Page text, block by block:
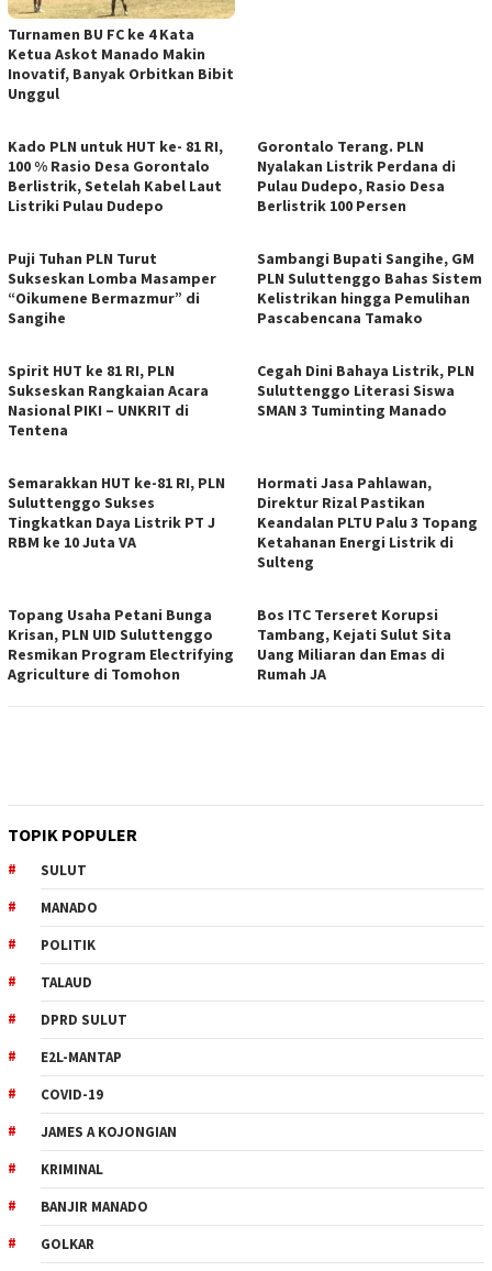
Turnamen BU FC ke 4 Kata
Ketua Askot Manado Makin
Inovatif, Banyak Orbitkan Bibit
Unggul
Kado PLN untuk HUT ke- 81 RI,
100 % Rasio Desa Gorontalo
Berlistrik, Setelah Kabel Laut
Listriki Pulau Dudepo
Gorontalo Terang. PLN
Nyalakan Listrik Perdana di
Pulau Dudepo, Rasio Desa
Berlistrik 100 Persen
Puji Tuhan PLN Turut
Sukseskan Lomba Masamper
“Oikumene Bermazmur” di
Sangihe
Sambangi Bupati Sangihe, GM
PLN Suluttenggo Bahas Sistem
Kelistrikan hingga Pemulihan
Pascabencana Tamako
Spirit HUT ke 81 RI, PLN
Sukseskan Rangkaian Acara
Nasional PIKI – UNKRIT di
Tentena
Cegah Dini Bahaya Listrik, PLN
Suluttenggo Literasi Siswa
SMAN 3 Tuminting Manado
Semarakkan HUT ke-81 RI, PLN
Suluttenggo Sukses
Tingkatkan Daya Listrik PT J
RBM ke 10 Juta VA
Hormati Jasa Pahlawan,
Direktur Rizal Pastikan
Keandalan PLTU Palu 3 Topang
Ketahanan Energi Listrik di
Sulteng
Topang Usaha Petani Bunga
Krisan, PLN UID Suluttenggo
Resmikan Program Electrifying
Agriculture di Tomohon
Bos ITC Terseret Korupsi
Tambang, Kejati Sulut Sita
Uang Miliaran dan Emas di
Rumah JA
TOPIK POPULER
SULUT
MANADO
POLITIK
TALAUD
DPRD SULUT
E2L-MANTAP
COVID-19
JAMES A KOJONGIAN
KRIMINAL
BANJIR MANADO
GOLKAR